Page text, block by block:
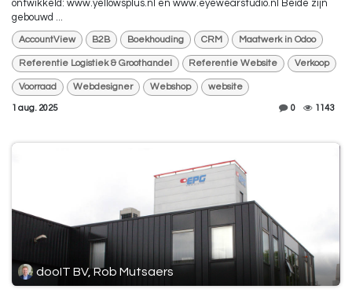
ontwikkeld: www.yellowsplus.nl en www.eyewearstudio.nl Beide zijn
gebouwd ...
AccountView B2B Boekhouding CRM Maatwerk in Odoo
Referentie Logistiek & Groothandel Referentie Website Verkoop
Voorraad Webdesigner Webshop website
1 aug. 2025 0 1143
dooIT BV, Rob Mutsaers